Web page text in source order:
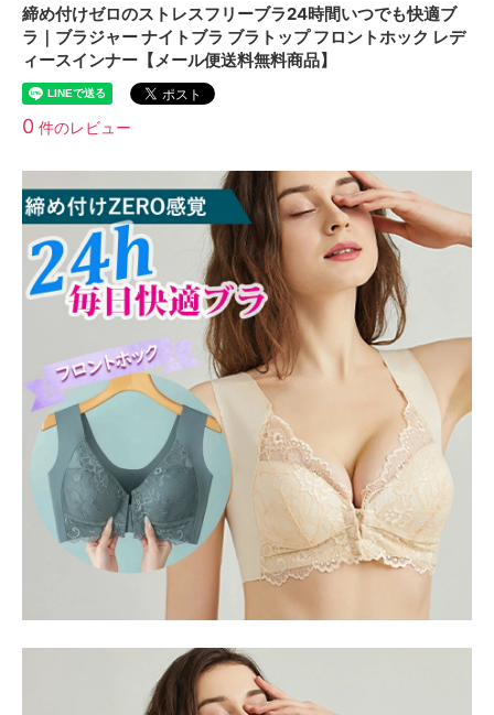
締め付けゼロのストレスフリーブラ24時間いつでも快適ブ
ラ｜ブラジャー ナイトブラ ブラトップ フロントホック レデ
ィースインナー【メール便送料無料商品】
0 件のレビュー